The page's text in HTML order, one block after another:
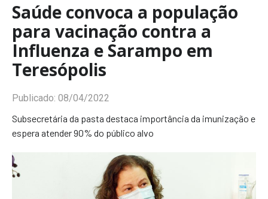
Saúde convoca a população
para vacinação contra a
Influenza e Sarampo em
Teresópolis
Publicado: 08/04/2022
Subsecretária da pasta destaca importância da imunização e
espera atender 90% do público alvo